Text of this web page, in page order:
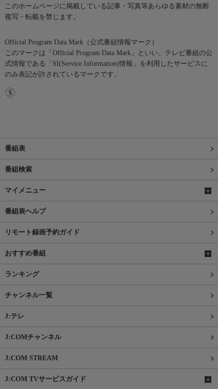
このホームページに掲載している記事・写真等あらゆる素材の無断
複写・転載を禁じます。
Official Program Data Mark（公式番組情報マーク）
このマークは「Official Program Data Mark」といい、テレビ番組の公
式情報である「SI(Service Information)情報」を利用したサービスに
のみ表記が許されているマークです。
番組表
番組検索
マイメニュー
番組表ヘルプ
リモート録画予約ガイド
おすすめ番組
ランキング
チャンネル一覧
J:テレ
J:COMチャンネル
J:COM STREAM
J:COM TVサービスガイド